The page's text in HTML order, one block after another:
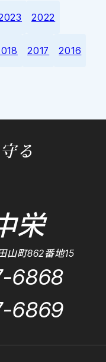
2022
2017 2016
る
栄
山町862番地15
6868
6869